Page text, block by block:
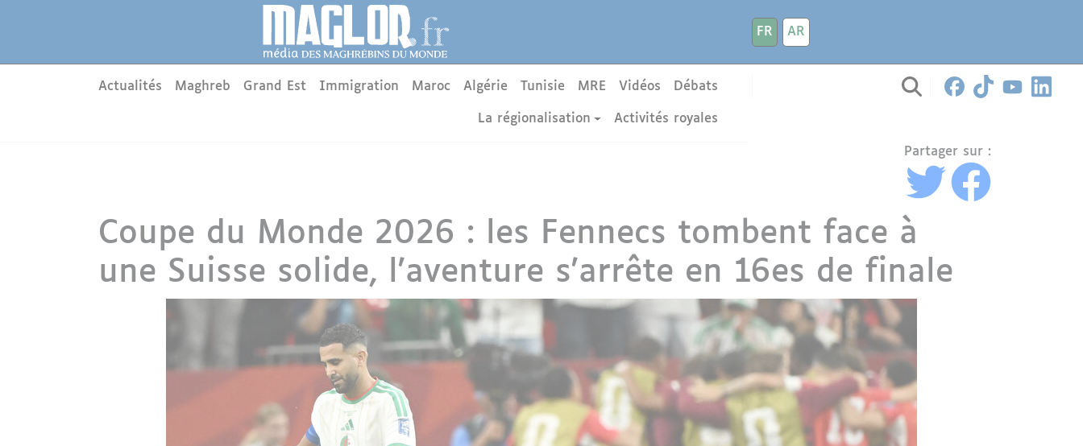
FR
AR
Main menu
Actualités Maghreb Grand Est Immigration Maroc Algérie Tunisie MRE Vidéos Débats
La régionalisation Activités royales
Partager sur :
Coupe du Monde 2026 : les Fennecs tombent face à
une Suisse solide, l'aventure s'arrête en 16es de finale